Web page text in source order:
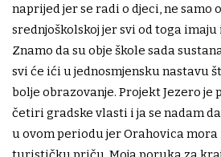
naprijed jer se radi o djeci, ne samo
srednjoškolskoj jer svi od toga
Znamo da su obje škole sada
svi će ići u jednosmjensku nastavu
bolje obrazovanje. Projekt Jezero je
četiri gradske vlasti i ja se nadam
u ovom periodu jer Orahovica